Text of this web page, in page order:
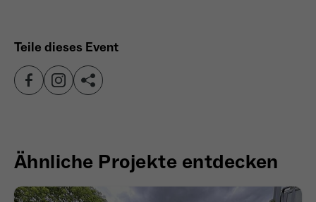
Laufzeit 4 Monate
Zweck
- Wiedererkennung von Nutzern zwischen
Websites - Ausspielung personalisierter
Teile dieses Event
Ähnliche Projekte entdecken